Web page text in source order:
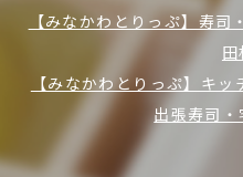
【みなかわとりっぷ】寿
田
【みなかわとりっぷ】キ
出張寿司・